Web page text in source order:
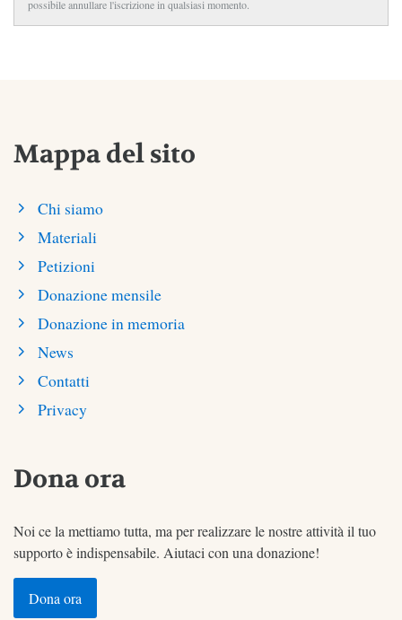
possibile annullare l'iscrizione in qualsiasi momento.
Mappa del sito
Chi siamo
Materiali
Petizioni
Donazione mensile
Donazione in memoria
News
Contatti
Privacy
Dona ora
Noi ce la mettiamo tutta, ma per realizzare le nostre attività il tuo
supporto è indispensabile. Aiutaci con una donazione!
Dona ora